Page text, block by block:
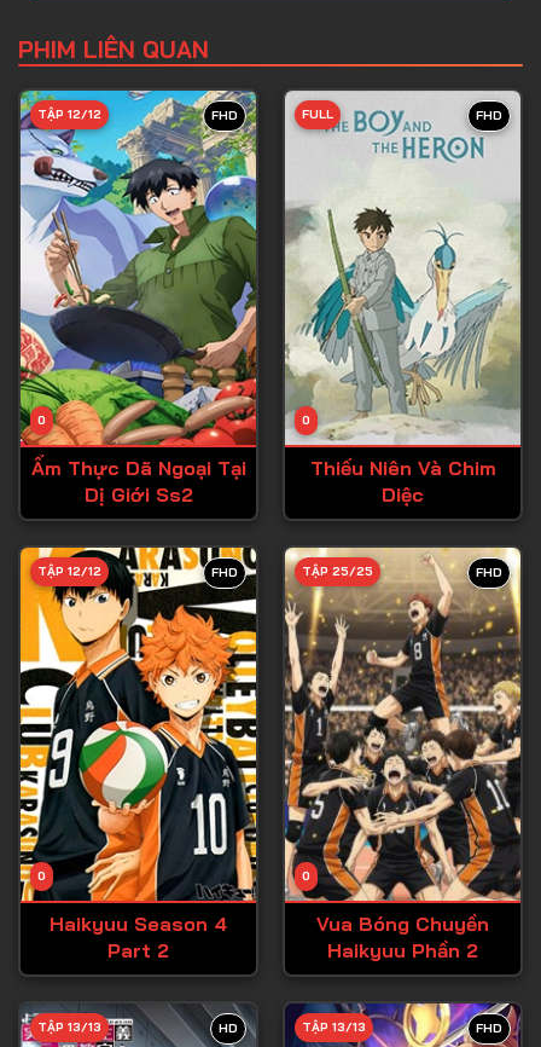
Tập 6
Tập 7
Tập 8
Tập 9
Tập 10
Tập 11
Tập 12
Tập 13
Tập 14
Tập 15
Tập 17
Tập 18
Tập 19
Tập 20
Tập 21
Tập 22
Tập 23
Tập 24
Tập 25
Tập 26
Tập 29
PHIM LIÊN QUAN
FHD
0
TẬP 12/12
Ẩm Thực Dã Ngoại Tại
Dị Giới Ss2
FHD
0
FULL
Thiếu Niên Và Chim
Diệc
FHD
0
TẬP 12/12
Haikyuu Season 4
Part 2
FHD
0
TẬP 25/25
Vua Bóng Chuyền
Haikyuu Phần 2
HD
TẬP 13/13 FHD
TẬP 13/13